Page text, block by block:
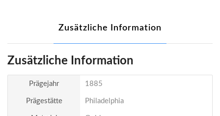
Zusätzliche Information
Zusätzliche Information
Prägejahr 1885
Prägestätte Philadelphia